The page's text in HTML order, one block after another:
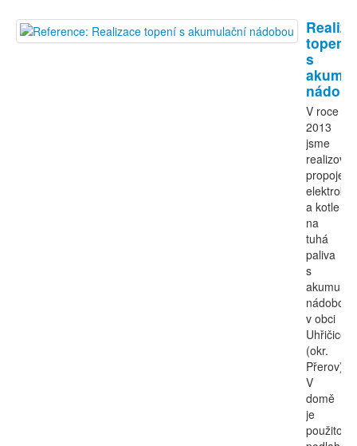
topení
s
V roce
2013
jsme
realizovali
propojení
a kotle
na
tuhá
paliva
s
nádobou
v obci
Uhřičice
(okr.
Přerov).
V
domě
je
použito